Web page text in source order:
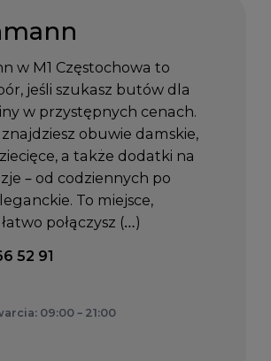
w M1 Częstochowa to
jeśli szukasz butów dla
w przystępnych cenach.
obuwie damskie,
a także dodatki na
– od codziennych po
To miejsce,
połączysz (…)
52 91
09:00 – 21:00